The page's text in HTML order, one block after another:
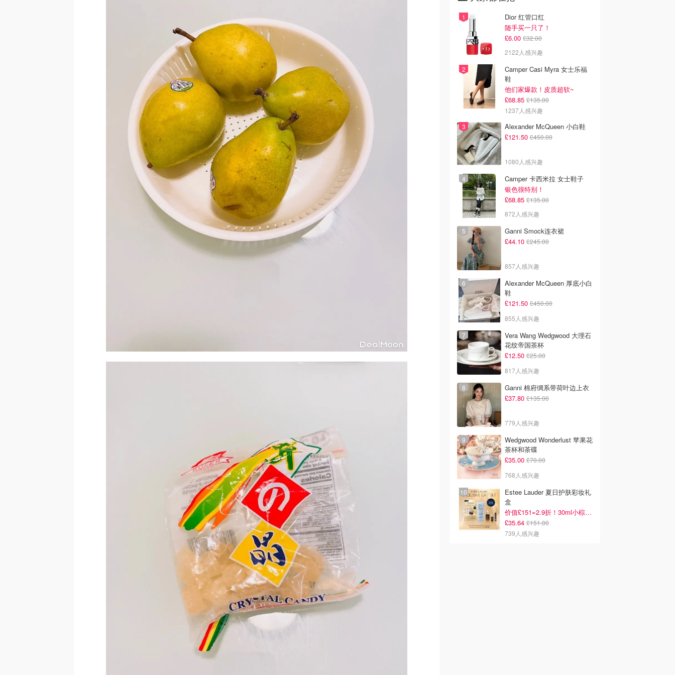
Dior 红管口红
随手买一只了！
£6.00 £32.00
2122人感兴趣
Camper Casi Myra 女士乐福
鞋
他们家爆款！皮质超软~
£68.85 £135.00
1237人感兴趣
Alexander McQueen 小白鞋
£121.50 £450.00
1080人感兴趣
Camper 卡西米拉 女士鞋子
银色很特别！
£68.85 £135.00
872人感兴趣
Ganni Smock连衣裙
£44.10 £245.00
857人感兴趣
Alexander McQueen 厚底小白
鞋
£121.50 £450.00
855人感兴趣
Vera Wang Wedgwood 大理石
花纹帝国茶杯
£12.50 £25.00
817人感兴趣
Ganni 棉府绸系带荷叶边上衣
£37.80 £135.00
779人感兴趣
Wedgwood Wonderlust 苹果花
茶杯和茶碟
£35.00 £70.00
768人感兴趣
Estee Lauder 夏日护肤彩妆礼
盒
价值£151=2.9折！30ml小棕瓶1件回本
£35.64 £151.00
739人感兴趣